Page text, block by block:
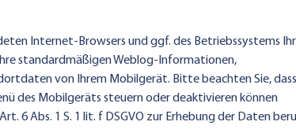
Internet-Browsers und ggf. des Betriebssystems
standardmäßigen Weblog-Informationen,
von Ihrem Mobilgerät. Bitte beachten Sie,
des Mobilgeräts steuern oder deaktivieren können
6 Abs. 1 S. 1 lit. f DSGVO zur Erhebung der Daten